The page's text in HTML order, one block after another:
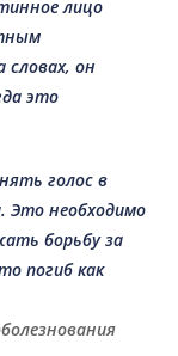
лицо
словах, он
это
голос в
Это необходимо
борьбу за
погиб как